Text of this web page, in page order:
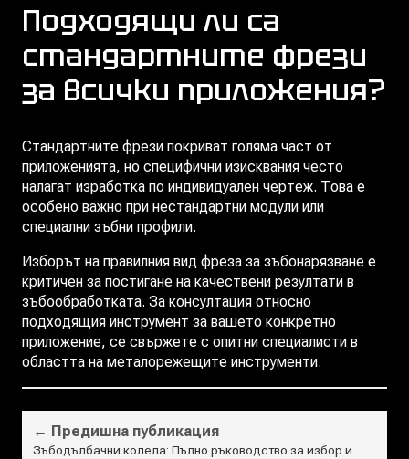
Подходящи ли са
стандартните фрези
за всички приложения?
Стандартните фрези покриват голяма част от
приложенията, но специфични изисквания често
налагат изработка по индивидуален чертеж. Това е
особено важно при нестандартни модули или
специални зъбни профили.
Изборът на правилния вид фреза за зъбонарязване е
критичен за постигане на качествени резултати в
зъбообработката. За консултация относно
подходящия инструмент за вашето конкретно
приложение, се свържете с опитни специалисти в
областта на металорежещите инструменти.
← Предишна публикация
Зъбодълбачни колела: Пълно ръководство за избор и